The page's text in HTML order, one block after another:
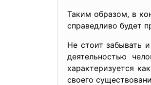
Таким образом, в
справедливо будет
Не стоит забывать
деятельностью
характеризуется
своего